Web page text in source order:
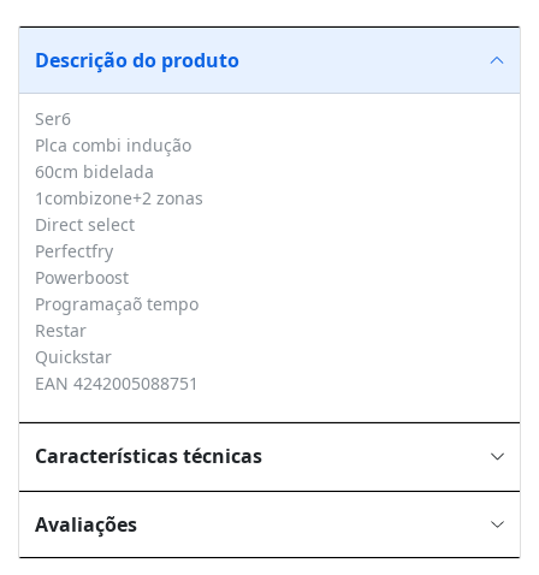
Descrição do produto
Ser6
Plca combi indução
60cm bidelada
1combizone+2 zonas
Direct select
Perfectfry
Powerboost
Programaçaõ tempo
Restar
Quickstar
EAN 4242005088751
Características técnicas
Avaliações